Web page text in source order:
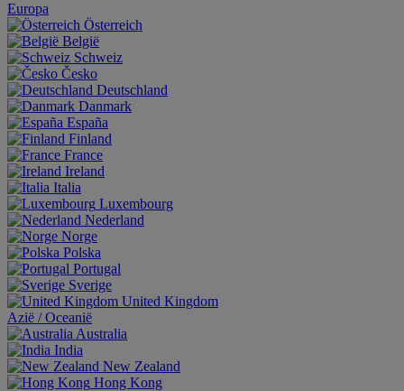
Europa
Österreich
België
Schweiz
Česko
Deutschland
Danmark
España
Finland
France
Ireland
Italia
Luxembourg
Nederland
Norge
Polska
Portugal
Sverige
United Kingdom
Aziё / Oceaniё
Australia
India
New Zealand
Hong Kong